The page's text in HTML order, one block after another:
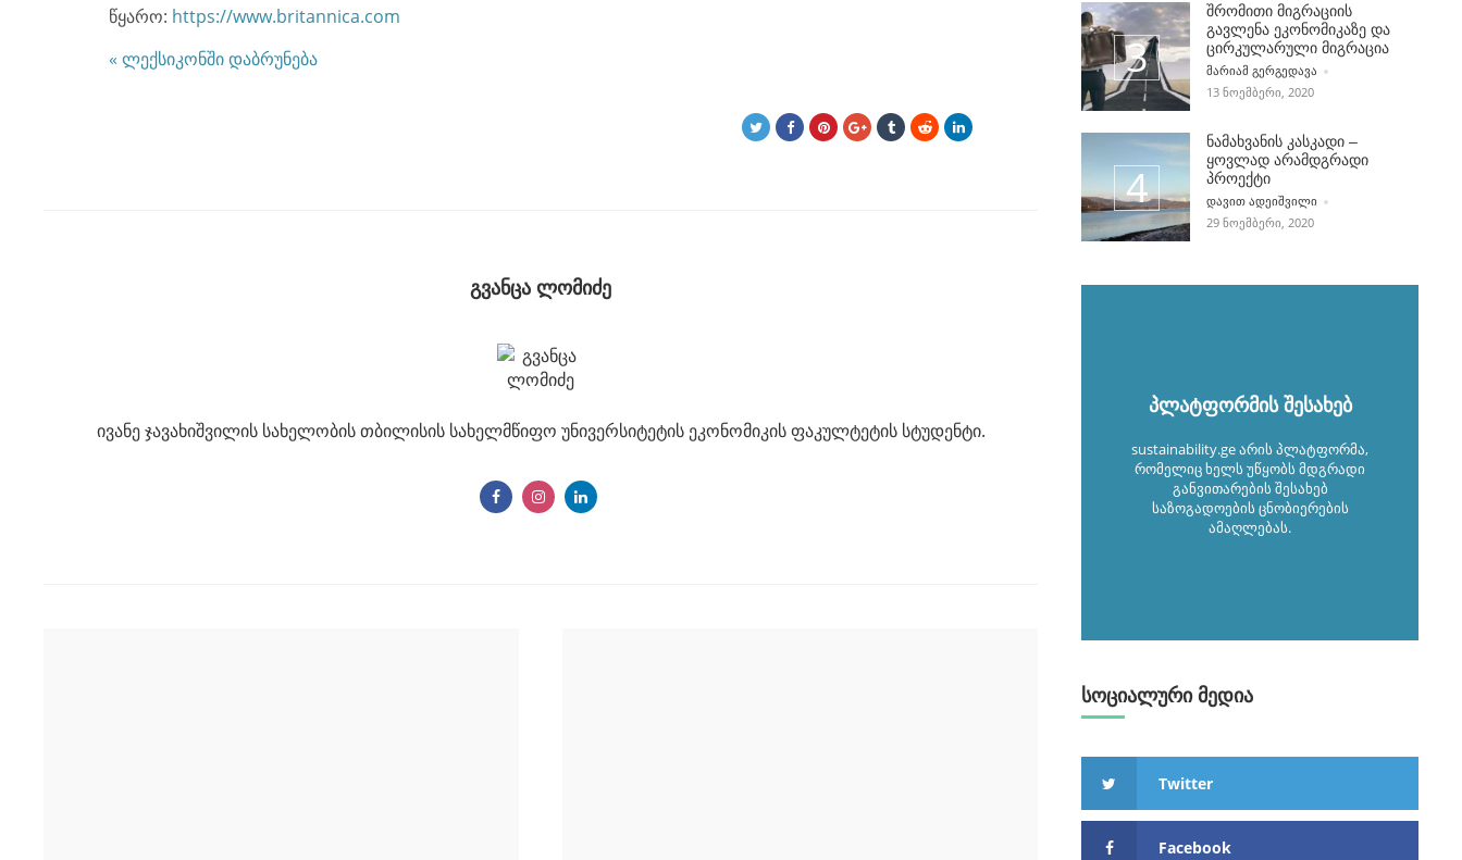
წყარო: https://www.britannica.com
« ლექსიკონში დაბრუნება
გვანცა ლომიძე
ივანე ჯავახიშვილის სახელობის თბილისის სახელმწიფო უნივერსიტეტის ეკონომიკის ფაკულტეტის სტუდენტი.
შრომითი მიგრაციის
გავლენა ეკონომიკაზე და
ცირკულარული მიგრაცია
POSTED BY
ᲛᲐᲠᲘᲐᲛ ᲒᲔᲠᲒᲔᲓᲐᲕᲐ
13 ᲜᲝᲔᲛᲑᲔᲠᲘ, 2020
ნამახვანის კასკადი –
ყოვლად არამდგრადი
პროექტი
POSTED BY
ᲓᲐᲕᲘᲗ ᲐᲓᲔᲘᲨᲕᲘᲚᲘ
29 ᲜᲝᲔᲛᲑᲔᲠᲘ, 2020
პლატფორმის შესახებ
sustainability.ge არის პლატფორმა,
რომელიც ხელს უწყობს მდგრადი
განვითარების შესახებ
საზოგადოების ცნობიერების
ამაღლებას.
სოციალური მედია
Twitter
Facebook